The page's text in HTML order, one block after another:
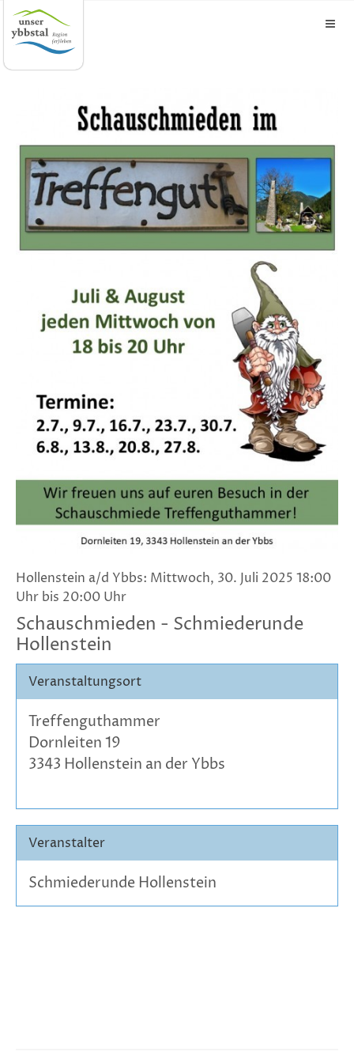
Hollenstein a/d Ybbs: Mittwoch, 30. Juli 2025 18:00
Uhr bis 20:00 Uhr
Schauschmieden - Schmiederunde
Hollenstein
Veranstaltungsort
Treffenguthammer
Dornleiten 19
3343 Hollenstein an der Ybbs
Veranstalter
Schmiederunde Hollenstein